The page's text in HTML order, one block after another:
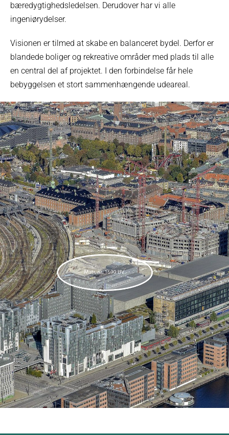
bæredygtighedsledelsen. Derudover har vi alle
ingeniørydelser.
Visionen er tilmed at skabe en balanceret bydel. Derfor er
blandede boliger og rekreative områder med plads til alle
en central del af projektet. I den forbindelse får hele
bebyggelsen et stort sammenhængende udeareal.